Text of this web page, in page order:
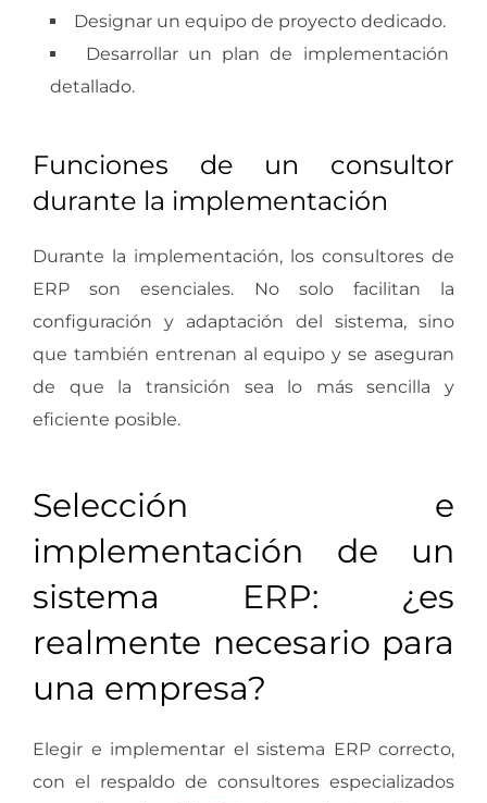
Designar un equipo de proyecto dedicado.
Desarrollar un plan de implementación
detallado.
Funciones de un consultor
durante la implementación
Durante la implementación, los consultores de
ERP son esenciales. No solo facilitan la
configuración y adaptación del sistema, sino
que también entrenan al equipo y se aseguran
de que la transición sea lo más sencilla y
eficiente posible.
Selección e
implementación de un
sistema ERP: ¿es
realmente necesario para
una empresa?
Elegir e implementar el sistema ERP correcto,
con el respaldo de consultores especializados